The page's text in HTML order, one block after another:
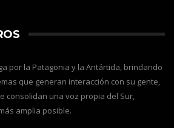
por la Patagonia y la Antártida, brindando
que generan interacción con su gente,
consolidan una voz propia del Sur,
amplia posible.